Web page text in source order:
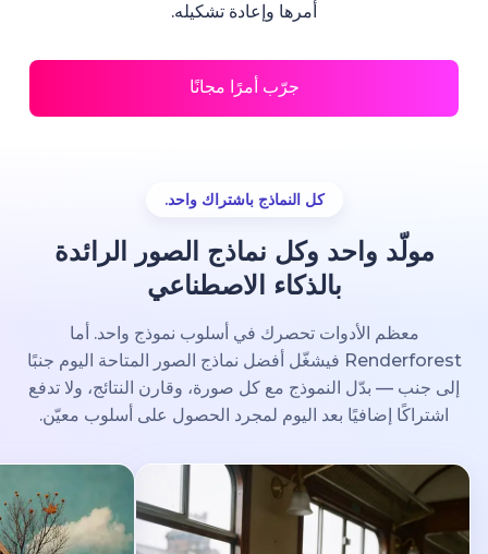
أمرها وإعادة تشكيله.
جرّب أمرًا مجانًا
كل النماذج باشتراك واحد.
مولّد واحد وكل نماذج الصور الرائدة
بالذكاء الاصطناعي
معظم الأدوات تحصرك في أسلوب نموذج واحد. أما
Renderforest فيشغّل أفضل نماذج الصور المتاحة اليوم جنبًا
إلى جنب — بدّل النموذج مع كل صورة، وقارن النتائج، ولا تدفع
اشتراكًا إضافيًا بعد اليوم لمجرد الحصول على أسلوب معيّن.